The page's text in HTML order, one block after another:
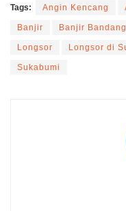
Tags: Angin Kencang
Banjir Banjir Bandang
Longsor Longsor di
Sukabumi